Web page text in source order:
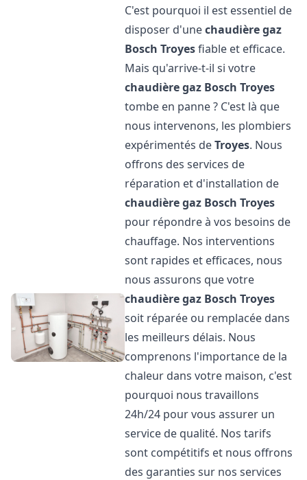
C'est pourquoi il est essentiel de
disposer d'unechaudière gaz
Bosch Troyesfiable et efficace.
Mais qu'arrive-t-il si votre
chaudière gaz Bosch Troyes
tombe en panne ? C'est là que
nous intervenons, les plombiers
expérimentés deTroyes. Nous
offrons des services de
réparation et d'installation de
chaudière gaz Bosch Troyes
pour répondre à vos besoins de
chauffage. Nos interventions
sont rapides et efficaces, nous
nous assurons que votre
chaudière gaz Bosch Troyes
soit réparée ou remplacée dans
les meilleurs délais. Nous
comprenons l'importance de la
chaleur dans votre maison, c'est
pourquoi nous travaillons
24h/24 pour vous assurer un
service de qualité. Nos tarifs
sont compétitifs et nous offrons
des garanties sur nos services